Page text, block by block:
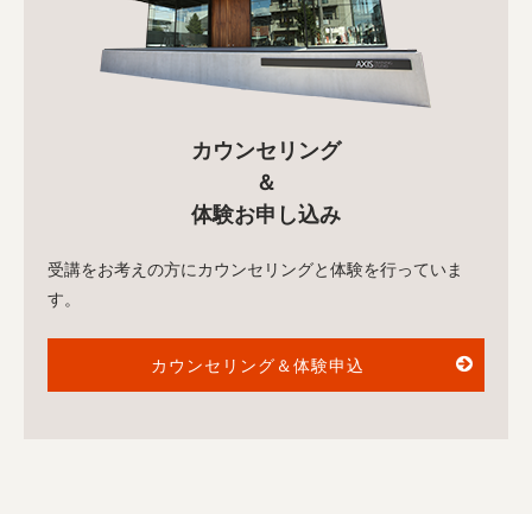
カウンセリング
＆
体験お申し込み
受講をお考えの方にカウンセリングと体験を行っていま
す。
カウンセリング＆体験申込